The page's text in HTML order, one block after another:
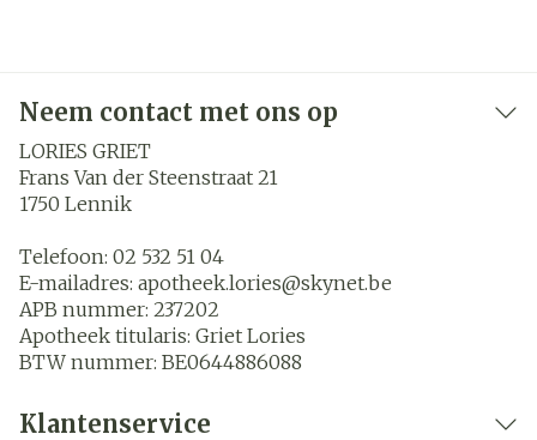
Neem contact met ons op
LORIES GRIET
Frans Van der Steenstraat 21
1750 Lennik
Telefoon: 02 532 51 04
E-mailadres: apotheek.lories@skynet.be
APB nummer: 237202
Apotheek titularis: Griet Lories
BTW nummer: BE0644886088
Klantenservice